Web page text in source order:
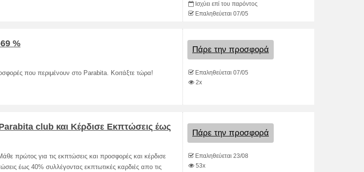
Ισχύει επί του παρόντος
Επαληθεύεται 07/05
%
που περιμένουν στο Parabita. Κοιτάξτε τώρα!
Πάρε την προσφορά
Επαληθεύεται 07/05
2x
club και Κέρδισε Εκπτώσεις έως
πρώτος για τις εκπτώσεις και προσφορές και κέρδισε
έως 40% συλλέγοντας εκπτωτικές καρδιές απο τις
Πάρε την προσφορά
Επαληθεύεται 23/08
53x